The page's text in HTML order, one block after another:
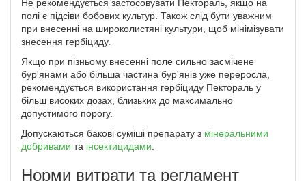
Не рекомендується застосовувати Пектораль, якщо на
полі є підсіви бобових культур. Також слід бути уважним
при внесенні на широколистяні культури, щоб мінімізувати
знесення гербіциду.
Якщо при пізньому внесенні поле сильно засмічене
бур'янами або більша частина бур'янів уже переросла,
рекомендується використання гербіциду Пектораль у
більш високих дозах, близьких до максимально
допустимого порогу.
Допускаються бакові суміші препарату з мінеральними
добривами та інсектицидами
Норми витрати та регламент